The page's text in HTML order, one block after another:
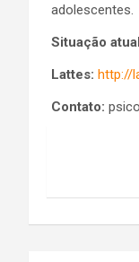
adolescentes.
Situação
Lattes: http://
Contato: